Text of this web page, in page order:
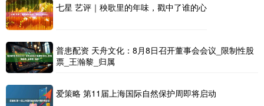
七星 艺评｜秧歌里的年味，戳中了谁的心
普患配资 天舟文化：8月8日召开董事会会议_限制性股
票_王瀚黎_归属
爱策略 第11届上海国际自然保护周即将启动